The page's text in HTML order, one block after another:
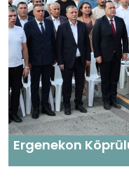
Ergenekon